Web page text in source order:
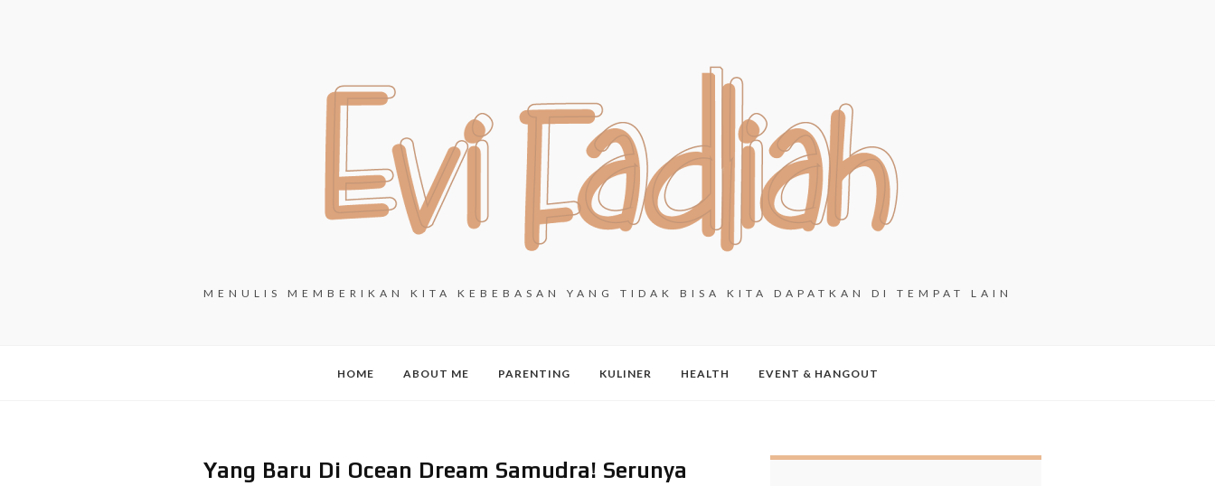
MENULIS MEMBERIKAN KITA KEBEBASAN YANG TIDAK BISA KITA DAPATKAN DI TEMPAT LAIN
HOME ABOUT ME PARENTING KULINER HEALTH EVENT & HANGOUT
Yang Baru Di Ocean Dream Samudra! Serunya